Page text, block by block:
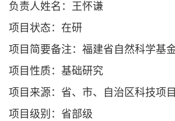
负责人姓名：王怀谦
项目状态：在研
项目简要备注：福建省自然科学基
项目性质：基础研究
项目来源：省、市、自治区科技项目
项目级别：省部级